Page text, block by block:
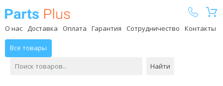
О нас Доставка Оплата Гарантия Сотрудничество Контакты
Все товары
Найти